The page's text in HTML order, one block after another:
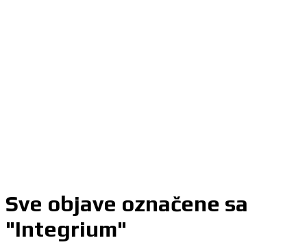
Sve objave označene sa
"Integrium"